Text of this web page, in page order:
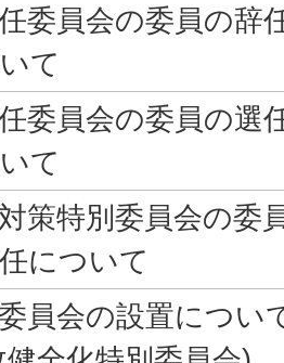
委員会の委員の辞
て
委員会の委員の選
て
策特別委員会の委
について
員会の設置につい